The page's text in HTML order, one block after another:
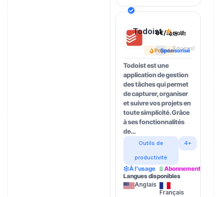
Todoist
Popular
Sponsorisé
0€/month
4.5(202
Reviews)
Todoist est une
application de gestion
des tâches qui permet
de capturer, organiser
et suivre vos projets en
toute simplicité. Grâce
à ses fonctionnalités
de…
Outils de
productivité
4+
À l’usage
Abonnement
Langues disponibles
Anglais
Français